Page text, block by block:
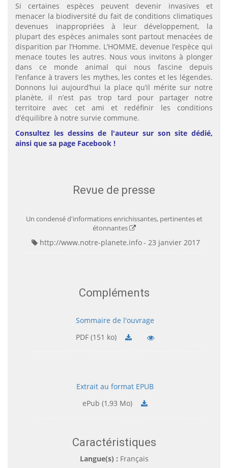
Si certaines espèces peuvent devenir invasives et
menacer la biodiversité du fait de conditions climatiques
devenues inappropriées à leur développement, la
plupart des espèces animales sont partout menacées de
disparition par l’Homme. L’HOMME, devenue l’espèce qui
menace toutes les autres. Nous vous invitons à plonger
dans ce monde animal qui nous fascine depuis
l’enfance à travers les mythes, les contes et les légendes.
Donnons lui aujourd’hui la place qu’il mérite sur notre
planète, il n’est pas trop tard pour partager notre
territoire avec cet ami et redéfinir les conditions
d’équilibre à notre survie commune.
Consultez les dessins de l'auteur sur son site dédié,
ainsi que sa page Facebook !
Revue de presse
Un condensé d'informations enrichissantes, pertinentes et
étonnantes
http://www.notre-planete.info 23 janvier 2017
Compléments
Sommaire de l'ouvrage
PDF (151 ko)
Extrait au format EPUB
ePub (1,93 Mo)
Caractéristiques
Langue(s) : Français